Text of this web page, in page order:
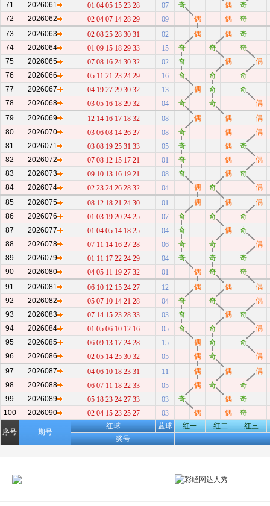
71
2026061 01 04 05 15 23 28 07 奇 偶
奇
72
2026062 02 04 07 14 28 29 09 偶 偶
奇
73
2026063 02 08 25 28 30 31 02 偶 偶
奇
74
2026064 01 09 15 18 29 33 15 奇 奇
奇
75
2026065 07 08 16 24 30 32 02 奇 偶
偶
76
2026066 05 11 21 23 24 29 16 奇 奇
奇
77
2026067 04 19 27 29 30 32 13 偶 奇
奇
78
2026068 03 05 16 18 29 32 04 奇 奇
偶
79
2026069 12 14 16 17 18 32 08 偶 偶
偶
80
2026070 03 06 08 14 26 27 08 奇 偶
偶
81
2026071 03 08 19 25 31 33 05 奇 偶
奇
82
2026072 07 08 12 15 17 21 01 奇 偶
偶
83
2026073 09 10 13 16 19 21 08 奇 偶
奇
84
2026074 02 23 24 26 28 32 04 偶 奇
偶
85
2026075 08 12 18 21 24 30 01 偶 偶
偶
86
2026076 01 03 19 20 24 25 07 奇 奇
奇
87
2026077 01 04 05 14 18 25 04 奇 偶
奇
88
2026078 07 11 14 16 27 28 06 奇 奇
偶
89
2026079 01 11 17 22 24 29 04 奇 奇
奇
90
2026080 04 05 11 19 27 32 01 偶 奇
奇
91
2026081 06 10 12 15 24 27 12 偶 偶
偶
92
2026082 05 07 10 14 21 28 04 奇 奇
偶
93
2026083 07 14 15 23 28 33 03 奇 偶
奇
94
2026084 01 05 06 10 12 16 05 奇 奇
偶
95
2026085 06 09 13 17 24 28 15 偶 奇
奇
96
2026086 02 05 14 25 30 32 05 偶 奇
偶
97
2026087 04 06 10 18 23 31 11 偶 偶
偶
98
2026088 06 07 11 18 22 33 05 偶 奇
奇
99
2026089 05 18 23 24 27 33 03 奇 偶
奇
100
2026090 02 04 15 23 25 27 03 偶 偶 奇
序号 期号
红球 蓝球 红一 红二
红三
奖号